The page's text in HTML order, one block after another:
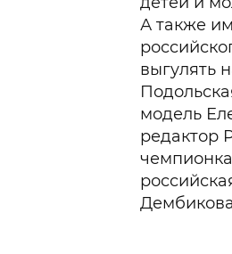
А также
выгулять
модель
редактор